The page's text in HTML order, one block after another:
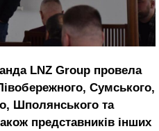
LNZ Group провела
Сумського,
Шполянського та
представників інших